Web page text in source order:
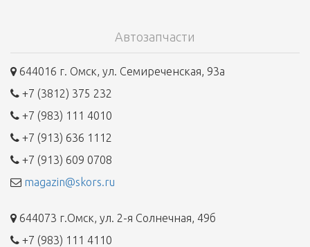
Автозапчасти
644016 г. Омск, ул. Семиреченская, 93а
+7 (3812) 375 232
+7 (983) 111 4010
+7 (913) 636 1112
+7 (913) 609 0708
magazin@skors.ru
644073 г.Омск, ул. 2-я Солнечная, 49б
+7 (983) 111 4110